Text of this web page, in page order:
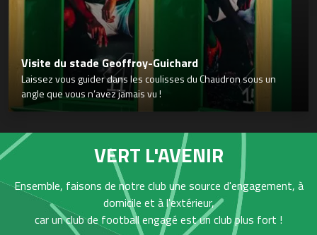
Visite du stade Geoffroy-Guichard
Laissez vous guider dans les coulisses du Chaudron sous un
angle que vous n’avez jamais vu !
VERT L'AVENIR
Ensemble, faisons de notre club une source d'engagement, à
domicile et à l'extérieur,
car un club de football engagé est un club plus fort !